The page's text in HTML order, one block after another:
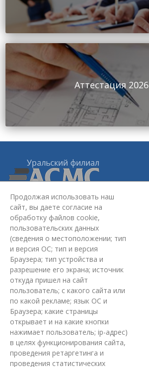
Аттестация 2026
Уральский филиал АСМС:
Красноармейская, стр. 4Б, 2 этаж
+7 (343) 363-03-30
omd@ufasms.ru
МЫ В СОЦСЕТЯХ
ЗАДАТЬ ВОПРОС
СОЗДАНИЕ САЙТА
Продолжая использовать наш
сайт, вы даете согласие на
обработку файлов cookie,
пользовательских данных
(сведения о местоположении; тип
и версия ОС; тип и версия
Браузера; тип устройства и
разрешение его экрана; источник
откуда пришел на сайт
пользователь; с какого сайта или
по какой рекламе; язык ОС и
Браузера; какие страницы
открывает и на какие кнопки
нажимает пользователь; ip-адрес)
в целях функционирования сайта,
проведения ретаргетинга и
проведения статистических